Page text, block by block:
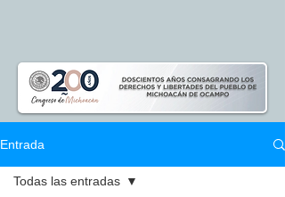
Entrada
Todas las entradas